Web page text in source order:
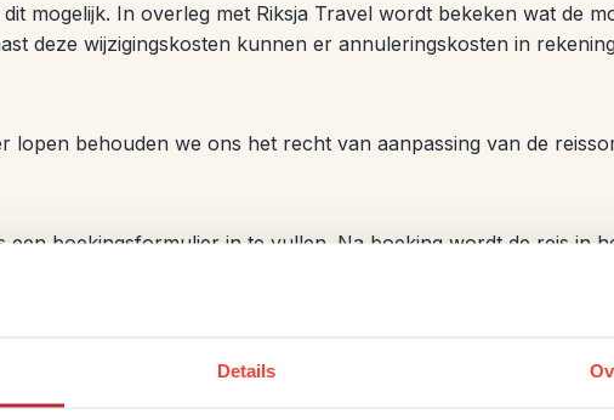
Details
mogelijk. In overleg met Riksja Travel wordt bekeken wat de
deze wijzigingskosten kunnen er annuleringskosten in
lopen behouden we ons het recht van aanpassing van de
een boekingsformulier in te vullen. Na boeking wordt de reis in
dat een bepaalde bouwsteen of hotel niet beschikbaar is,
boeking meegestuurd. De vluchtfactuur moet na ontvangst
meegestuurd. De aanbetaling van het landgedeelte